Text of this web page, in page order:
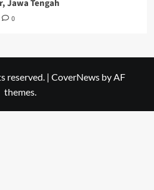
Jawa Tengah
0
reserved. | CoverNews by AF
themes.